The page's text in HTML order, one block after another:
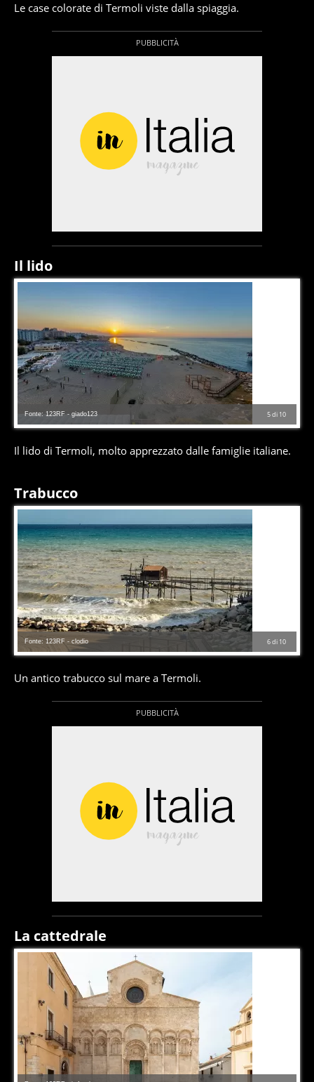
Le case colorate di Termoli viste dalla spiaggia.
Il lido
5di 10
Fonte: 123RF - giado123
Il lido di Termoli, molto apprezzato dalle famiglie italiane.
Trabucco
6di 10
Fonte: 123RF - clodio
Un antico trabucco sul mare a Termoli.
La cattedrale